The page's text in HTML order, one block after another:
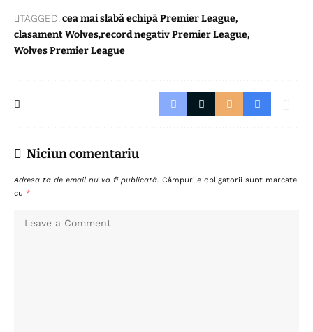
TAGGED:cea mai slabă echipă Premier League
clasament Wolvesrecord negativ Premier League
Wolves Premier League
Niciun comentariu
Adresa ta de email nu va fi publicată. Câmpurile obligatorii sunt marcate
cu *